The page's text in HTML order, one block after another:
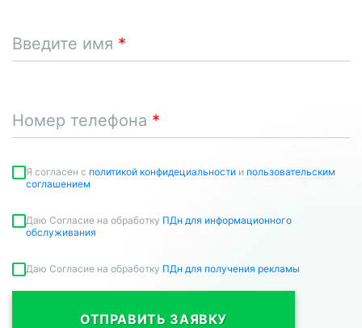
Введите имя
Номер телефона
Я согласен c политикой конфидециальности и пользовательским
соглашением
Даю Согласие на обработку ПДн для информационного
обслуживания
Даю Согласие на обработку ПДн для получения рекламы
ОТПРАВИТЬ ЗАЯВКУ